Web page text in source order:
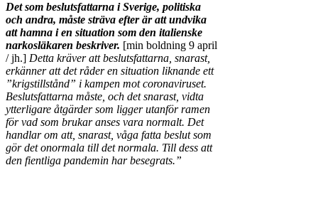
Det som beslutsfattarna i Sverige, politiska
och andra, måste sträva efter är att undvika
att hamna i en situation som den italienske
narkosläkaren beskriver. [min boldning 9 april
/ jh.] Detta kräver att beslutsfattarna, snarast,
erkänner att det råder en situation liknande ett
”krigstillstånd” i kampen mot coronaviruset.
Beslutsfattarna måste, och det snarast, vidta
ytterligare åtgärder som ligger utanför ramen
för vad som brukar anses vara normalt. Det
handlar om att, snarast, våga fatta beslut som
gör det onormala till det normala. Till dess att
den fientliga pandemin har besegrats.”